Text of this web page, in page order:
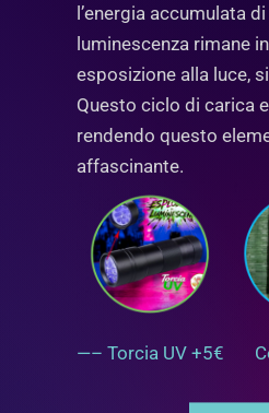
l’energia accumulata
luminescenza rimane
esposizione alla luce,
Questo ciclo di carica
rendendo questo
affascinante.
—– Torcia UV +5€